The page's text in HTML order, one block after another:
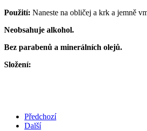
Použití: Naneste na obličej a krk a jemně
Neobsahuje alkohol.
Bez parabenů a minerálních olejů.
Složení:
Předchozí
Další